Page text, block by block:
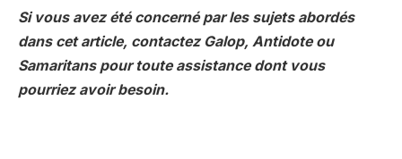
Si vous avez été concerné par les sujets abordés
dans cet article, contactez Galop, Antidote ou
Samaritans pour toute assistance dont vous
pourriez avoir besoin.